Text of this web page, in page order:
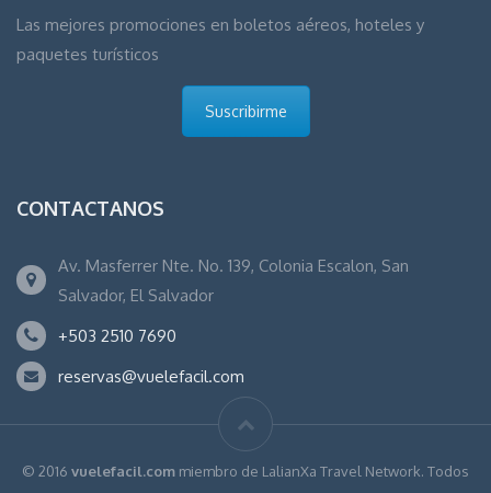
Las mejores promociones en boletos aéreos, hoteles y
paquetes turísticos
Suscribirme
CONTACTANOS
Av. Masferrer Nte. No. 139, Colonia Escalon, San
Salvador, El Salvador
+503 2510 7690
reservas@vuelefacil.com
© 2016 vuelefacil.com miembro de LalianXa Travel Network. Todos